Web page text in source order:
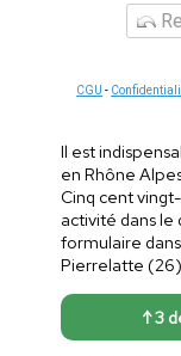
CGU -
Il est
en Rhône
Cinq cent
activité dans
formulaire
Pierrelatte
↑ 3